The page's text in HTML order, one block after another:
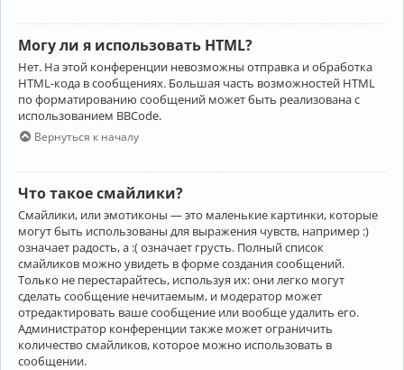
Могу ли я использовать HTML?
Нет. На этой конференции невозможны отправка и обработка
HTML-кода в сообщениях. Большая часть возможностей HTML
по форматированию сообщений может быть реализована с
использованием BBCode.
Вернуться к началу
Что такое смайлики?
Смайлики, или эмотиконы — это маленькие картинки, которые
могут быть использованы для выражения чувств, например :)
означает радость, а :( означает грусть. Полный список
смайликов можно увидеть в форме создания сообщений.
Только не перестарайтесь, используя их: они легко могут
сделать сообщение нечитаемым, и модератор может
отредактировать ваше сообщение или вообще удалить его.
Администратор конференции также может ограничить
количество смайликов, которое можно использовать в
сообщении.